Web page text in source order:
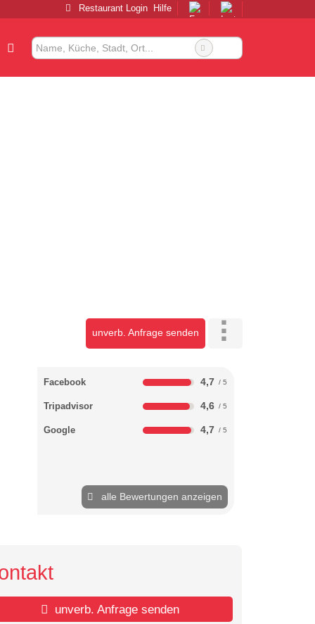
Restaurant Login Hilfe
unverb. Anfrage senden
Facebook 4,7
Tripadvisor 4,6
Google 4,7
alle Bewertungen anzeigen
unverb. Anfrage senden